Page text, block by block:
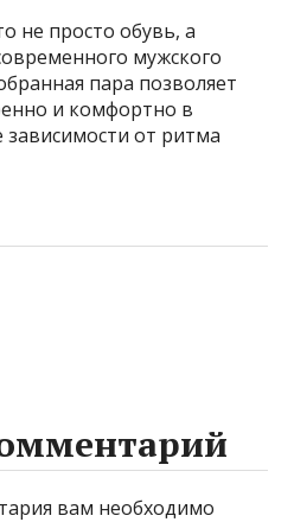
не просто обувь, а
мужского
пара позволяет
и комфортно в
зависимости от ритма
вам необходимо